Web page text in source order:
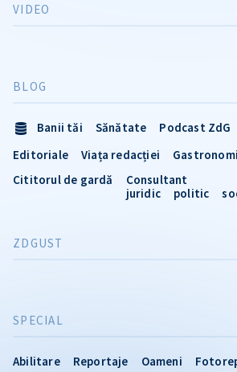
VIDEO
SPECIAL
Abilitare Reportaje Oameni
BLOG
Banii tăi Sănătate Podcast ZdG
Editoriale
Viața redacției
Cititorul de gardă
Consultant
juridic
politic
ZDGUST